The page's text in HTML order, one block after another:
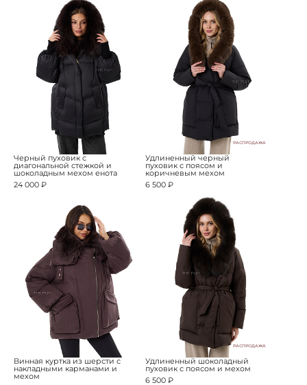
Черный пуховик с
диагональной стежкой и
шоколадным мехом енота
24 000 ₽
РАСПРОДАЖА
Удлиненный черный
пуховик с поясом и
коричневым мехом
6 500 ₽
Винная куртка из шерсти с
накладными карманами и
мехом
РАСПРОДАЖА
Удлиненный шоколадный
пуховик с поясом и мехом
6 500 ₽